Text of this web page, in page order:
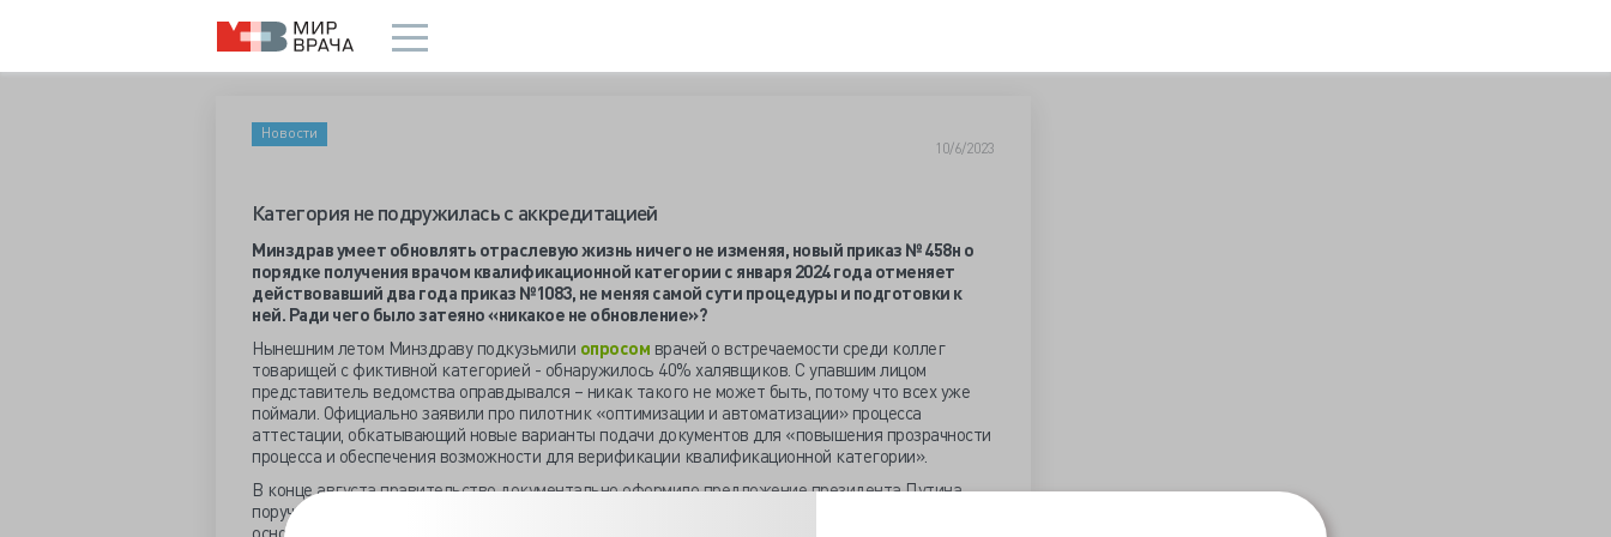
Новости
10/6/2023
Категория не подружилась с аккредитацией
Минздрав умеет обновлять отраслевую жизнь ничего не изменяя, новый приказ № 458н о
порядке получения врачом квалификационной категории с января 2024 года отменяет
действовавший два года приказ №1083, не меняя самой сути процедуры и подготовки к
ней. Ради чего было затеяно «никакое не обновление»?
Нынешним летом Минздраву подкузьмили опросом врачей о встречаемости среди коллег
товарищей с фиктивной категорией - обнаружилось 40% халявщиков. С упавшим лицом
представитель ведомства оправдывался – никак такого не может быть, потому что всех уже
поймали. Официально заявили про пилотник «оптимизации и автоматизации» процесса
аттестации, обкатывающий новые варианты подачи документов для «повышения прозрачности
процесса и обеспечения возможности для верификации квалификационной категории».
В конце августа правительство документально оформило предложение президента Путина,
поручавшее до мая 2024 решить вопрос о целесообразности «
основании успешного прохождения медработниками аттестации для получения